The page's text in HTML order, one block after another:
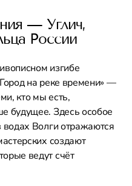
— Углич,
России
изгибе
на реке времени» —
кто мы есть,
будущее. Здесь особое
Волги отражаются
создают
ведут счёт